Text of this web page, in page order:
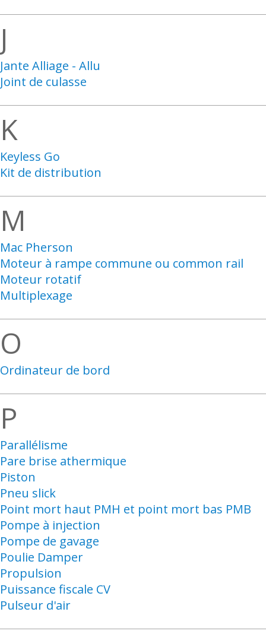
J
Jante Alliage - Allu
Joint de culasse
K
Keyless Go
Kit de distribution
M
Mac Pherson
Moteur à rampe commune ou common rail
Moteur rotatif
Multiplexage
O
Ordinateur de bord
P
Parallélisme
Pare brise athermique
Piston
Pneu slick
Point mort haut PMH et point mort bas PMB
Pompe à injection
Pompe de gavage
Poulie Damper
Propulsion
Puissance fiscale CV
Pulseur d'air